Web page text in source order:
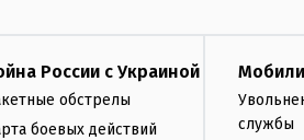
России с Украиной
обстрелы
боевых действий
службы